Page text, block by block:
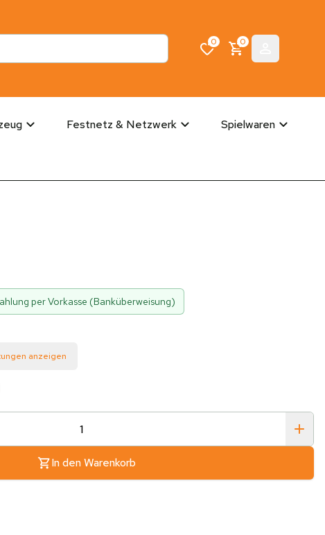
0 0
Festnetz & Netzwerk
Spielwaren
per Vorkasse (Banküberweisung)
anzeigen
In den Warenkorb